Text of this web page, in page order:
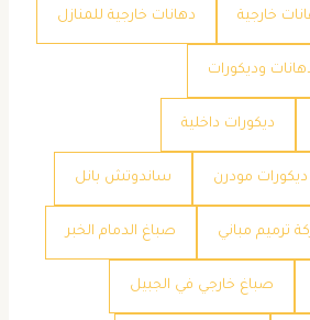
خارجية دهانات خارجية للمنازل
وديكورات
ديكورات داخلية
ديكورات مودرن ساندوتش بانل
ترميم مباني صباغ الدمام الخبر
صباغ خارجي في الجبيل